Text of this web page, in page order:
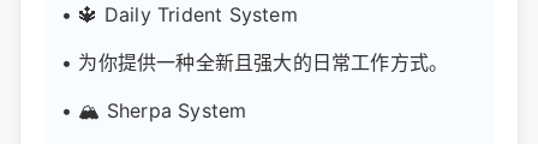
• 🔱 Daily Trident System
• 为你提供一种全新且强大的日常工作方式。
• 🏔️ Sherpa System